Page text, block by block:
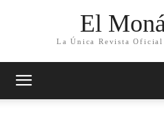
El
La Única Revista